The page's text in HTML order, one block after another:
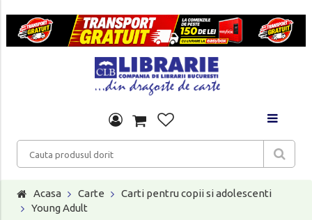
Acasa Carte
Carti pentru copii si adolescenti
Young Adult